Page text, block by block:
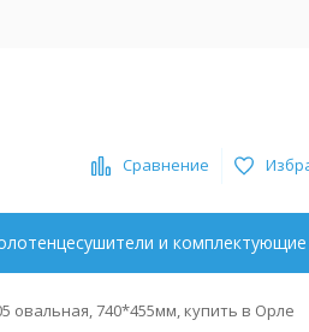
Сравнение
и
овальная, 740*455мм, купить в Орле